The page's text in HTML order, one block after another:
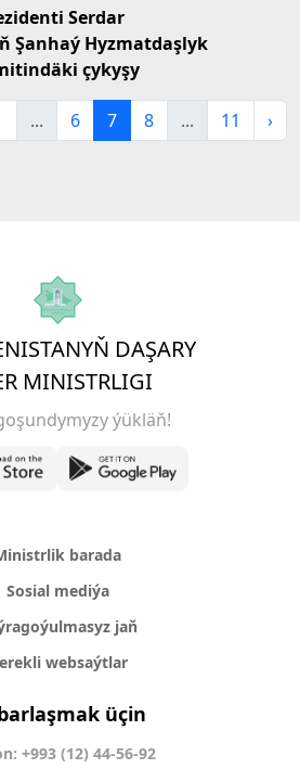
Serdar
Şanhaý Hyzmatdaşlyk
çykyşy
... 6 7 8 ... 11 ›
DAŞARY
MINISTRLIGI
ýükläň!
barada
Sosial mediýa
jaň
websaýtlar
üçin
+993 (12) 44-56-92